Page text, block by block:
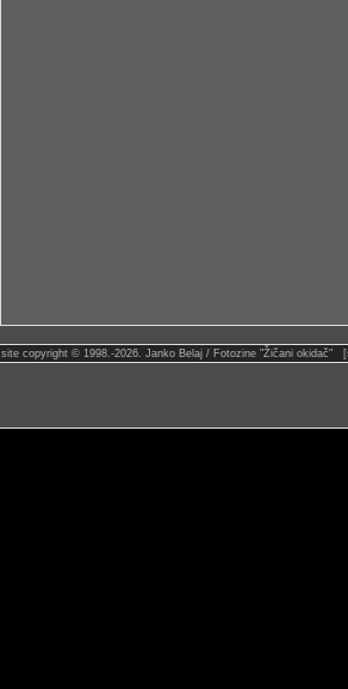
site copyright © 1998.-2026. Janko Belaj / Fotozine "Žičani okidač"